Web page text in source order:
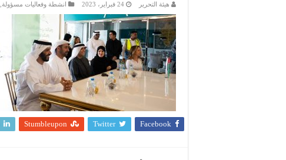
هيئة التحرير 24 فبراير، 2023 انشطة وفعاليات مسؤولة
Facebook
Twitter
Stumbleupon